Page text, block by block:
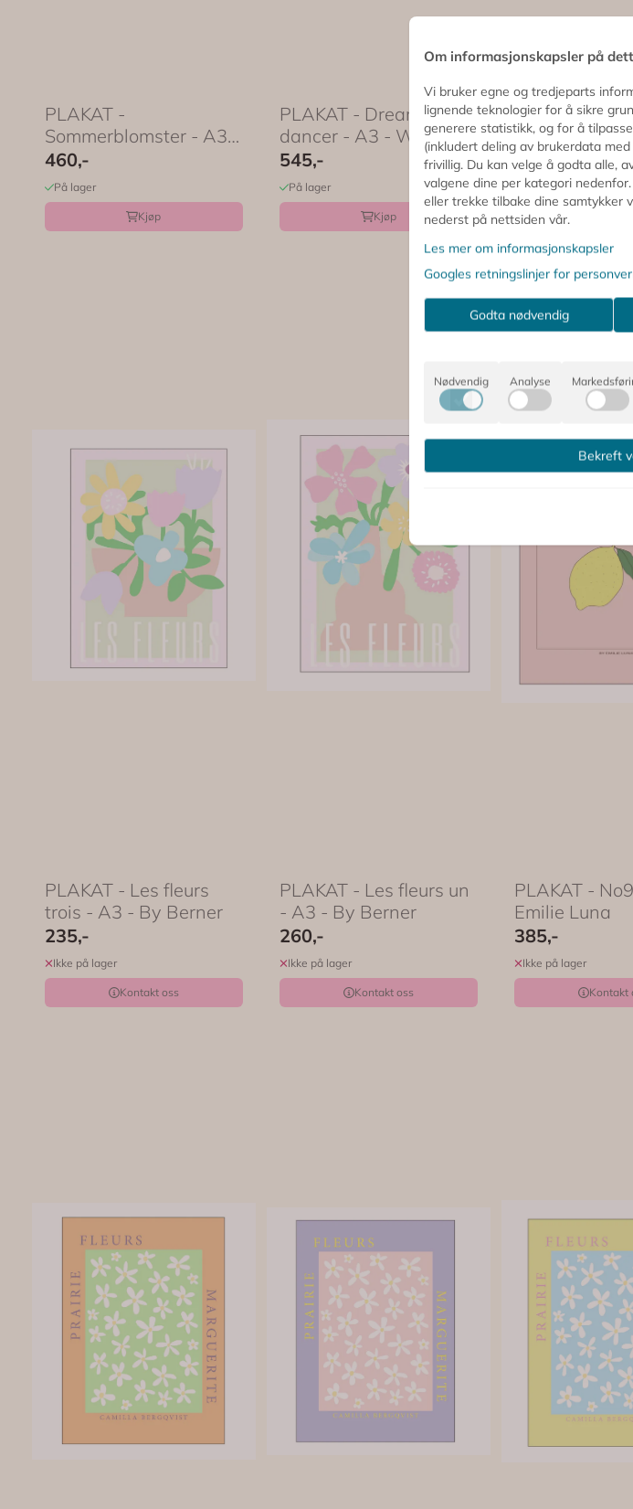
PLAKAT -
Sommerblomster - A3 -
Fōmu Illustrations
460,-
På lager
Kjøp
PLAKAT - Dream
dancer - A3 - Willero
Illustration
545,-
På lager
Kjøp
PLAKAT -
A3 - Camilla
555,-
Ikke på lager
PLAKAT - Les fleurs
trois - A3 - By Berner
235,-
Ikke på lager
Kontakt oss
PLAKAT - Les fleurs un
- A3 - By Berner
260,-
Ikke på lager
Kontakt oss
PLAKAT -
Emilie Luna
385,-
Ikke på lager
Kontakt
Om informasjonskapsler på
Vi bruker egne og tredjeparts
lignende teknologier for å sikre
generere statistikk, og for å
(inkludert deling av brukerdata
frivillig. Du kan velge å godta alle,
valgene dine per kategori
eller trekke tilbake dine samtykker
nederst på nettsiden vår.
Les mer om informasjonskapsler
Googles retningslinjer for
Godta nødvendig
Nødvendig Analyse
Bekreft